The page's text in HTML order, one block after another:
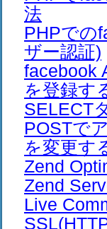
法
PHPでの
ザー認証)
facebook
を登録す
SELECT
POSTで
を変更す
Zend
Zend
Live